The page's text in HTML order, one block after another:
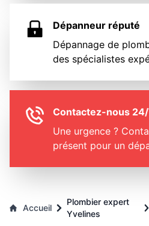
Dépanneur réputé
Dépannage de
des spécialistes
Contactez-nous
Une urgence ?
présent pour un
Accueil
Plombier expert
Yvelines